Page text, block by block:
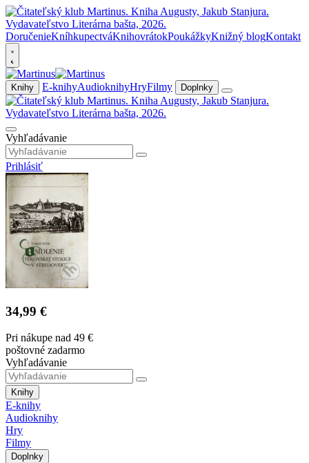
DoručenieKníhkupectváKnihovrátokPoukážkyKnižný blogKontakt
Knihy E-knihyAudioknihyHryFilmy Doplnky
Vyhľadávanie
Prihlásiť
34,99 €
Pri nákupe nad 49 €
poštovné zadarmo
Vyhľadávanie
Knihy
E-knihy
Audioknihy
Hry
Filmy
Doplnky